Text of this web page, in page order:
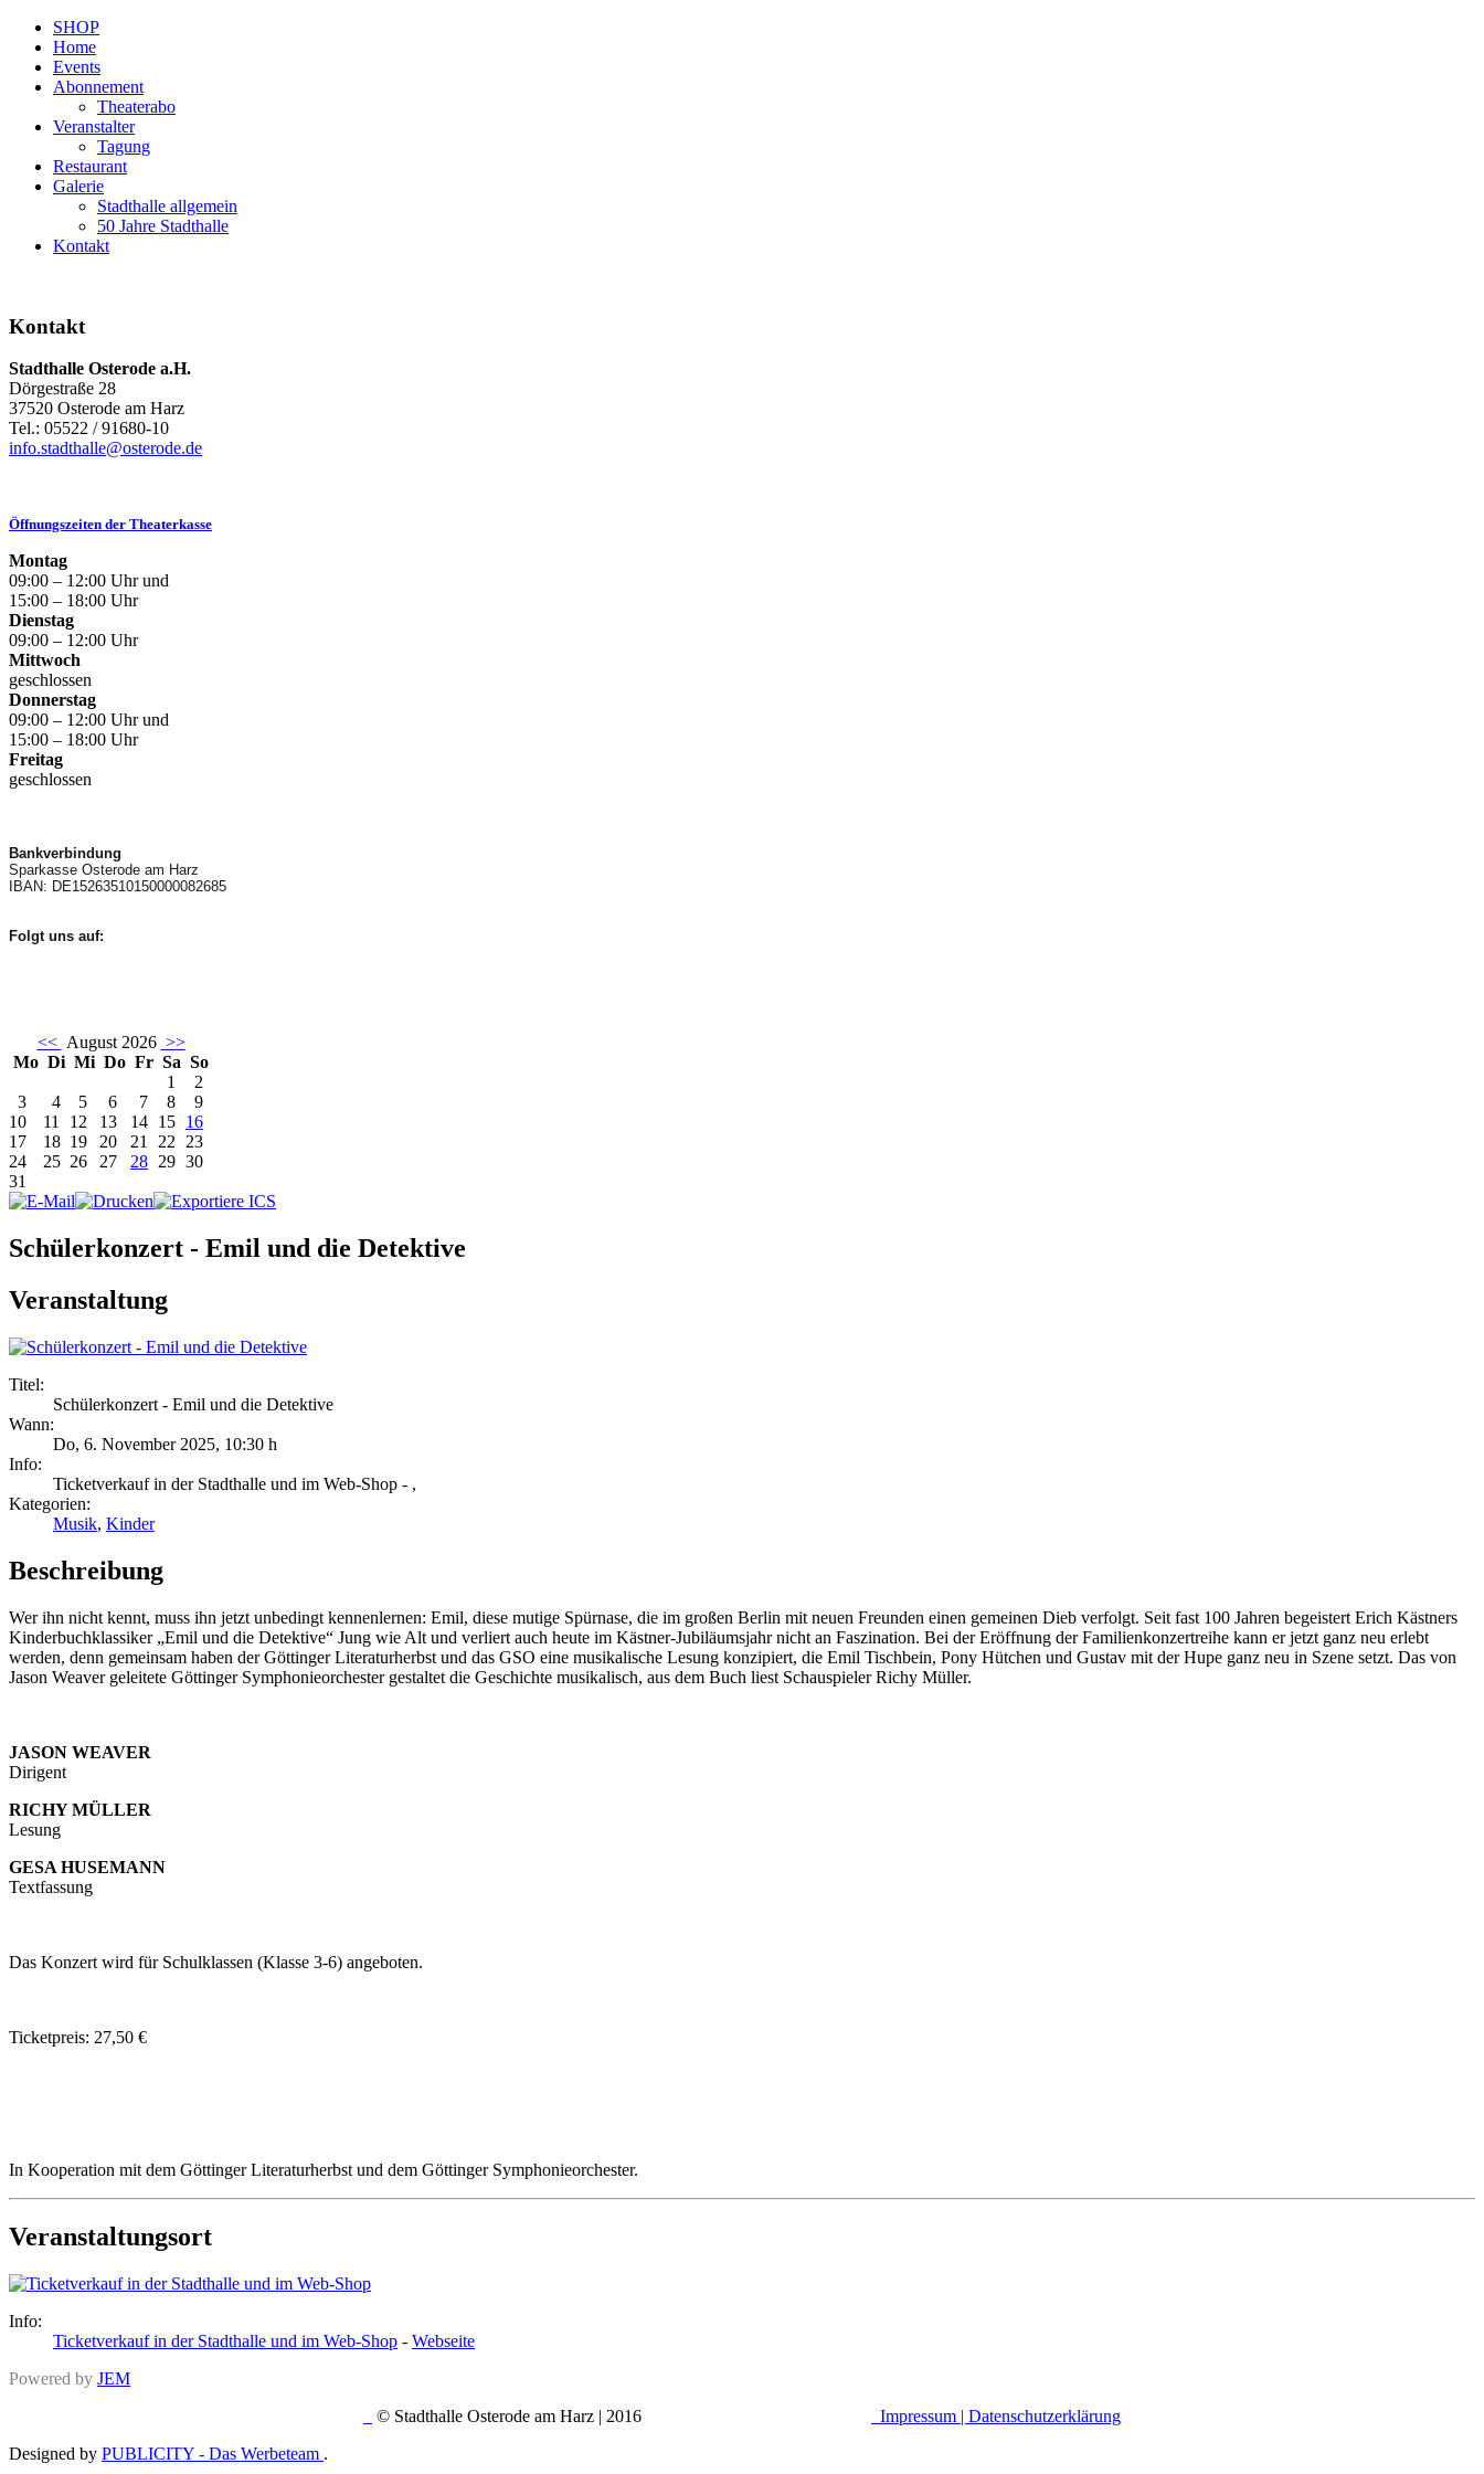
SHOP
Home
Events
Abonnement
Theaterabo
Veranstalter
Tagung
Restaurant
Galerie
Stadthalle allgemein
50 Jahre Stadthalle
Kontakt
Kontakt
Stadthalle Osterode a.H.
Dörgestraße 28
37520 Osterode am Harz
Tel.: 05522 / 91680-10
info.stadthalle@osterode.de
Öffnungszeiten der Theaterkasse
Montag
09:00 – 12:00 Uhr und
15:00 – 18:00 Uhr
Dienstag
09:00 – 12:00 Uhr
Mittwoch
geschlossen
Donnerstag
09:00 – 12:00 Uhr und
15:00 – 18:00 Uhr
Freitag
geschlossen
Bankverbindung
Sparkasse Osterode am Harz
IBAN: DE15263510150000082685
Folgt uns auf:
<< August 2026 >>
Mo Di Mi Do Fr Sa So
1
2
3
4 5 6 7 8
9
10
11 12 13 14 15 16
17
18 19 20 21 22 23
24
25 26 27 28 29 30
31
Schülerkonzert - Emil und die Detektive
Veranstaltung
Titel:
Schülerkonzert - Emil und die Detektive
Wann:
Do, 6. November 2025, 10:30 h
Info:
Ticketverkauf in der Stadthalle und im Web-Shop - ,
Kategorien:
Musik, Kinder
Beschreibung
Wer ihn nicht kennt, muss ihn jetzt unbedingt kennenlernen: Emil, diese mutige Spürnase, die im großen Berlin mit neuen Freunden einen gemeinen Dieb verfolgt. Seit fast 100 Jahren begeistert Erich Kästners
Kinderbuchklassiker „Emil und die Detektive“ Jung wie Alt und verliert auch heute im Kästner-Jubiläumsjahr nicht an Faszination. Bei der Eröffnung der Familienkonzertreihe kann er jetzt ganz neu erlebt
werden, denn gemeinsam haben der Göttinger Literaturherbst und das GSO eine musikalische Lesung konzipiert, die Emil Tischbein, Pony Hütchen und Gustav mit der Hupe ganz neu in Szene setzt. Das von
Jason Weaver geleitete Göttinger Symphonieorchester gestaltet die Geschichte musikalisch, aus dem Buch liest Schauspieler Richy Müller.
JASON WEAVER
Dirigent
RICHY MÜLLER
Lesung
GESA HUSEMANN
Textfassung
Das Konzert wird für Schulklassen (Klasse 3-6) angeboten.
Ticketpreis: 27,50 €
In Kooperation mit dem Göttinger Literaturherbst und dem Göttinger Symphonieorchester.
Veranstaltungsort
Info:
Ticketverkauf in der Stadthalle und im Web-Shop - Webseite
Powered by JEM
© Stadthalle Osterode am Harz | 2016
Impressum | Datenschutzerklärung
Designed by PUBLICITY - Das Werbeteam .